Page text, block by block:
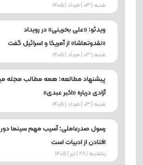
شنبه | 03 | مرداد | 1405
ویدئو: «علی بحرینی» در رویداد
«نقدوتماشا» از آمریکا و اسرائیل گفت
شنبه | 03 | مرداد | 1405
پیشنهاد مطالعه: همه مطالب مجله
آزادی درباره «اکبر عبدی»
شنبه | 03 | مرداد | 1405
رسول صدرعاملی: آسیب‌ مهم سینما دور
افتادن از ادبیات است
یکشنبه | 28 | تیر | 1405